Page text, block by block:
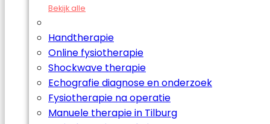
Bekijk alle
Handtherapie
Online fysiotherapie
Shockwave therapie
Echografie diagnose en onderzoek
Fysiotherapie na operatie
Manuele therapie in Tilburg